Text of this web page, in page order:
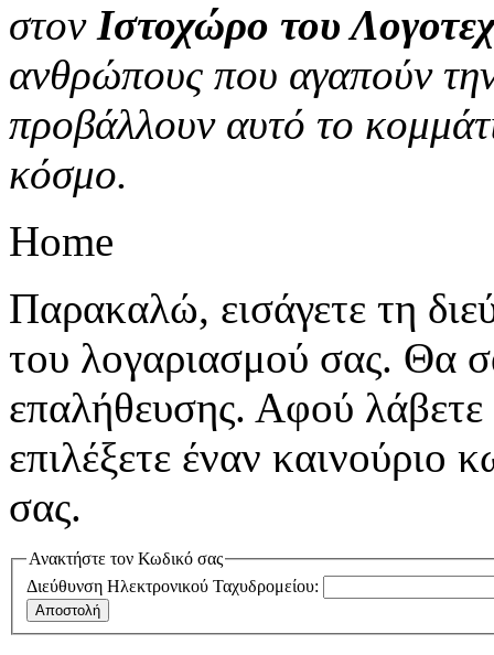
στον Ιστοχώρο του
ανθρώπους που αγαπούν
προβάλλουν αυτό το
κόσμο.
Home
Παρακαλώ, εισάγετε τη
του λογαριασμού σας. Θα
επαλήθευσης. Αφού
επιλέξετε έναν καινούριο
σας.
Ανακτήστε τον Κωδικό σας
Διεύθυνση Ηλεκτρονικού Ταχυδρομείου:
Αποστολή